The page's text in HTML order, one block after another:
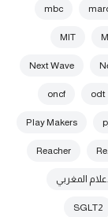
mbc
MIT
Next Wave
odt
oncf
Play Makers
Reacher
SGLT2